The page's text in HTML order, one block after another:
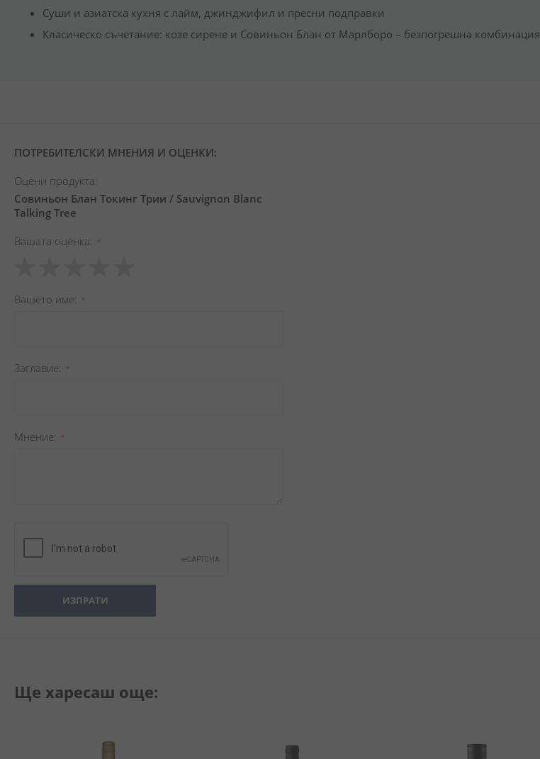
Суши и азиатска кухня с лайм, джинджифил и пресни подправки
Класическо съчетание: козе сирене и Совиньон Блан от Марлборо – безпогрешна комбинация
ПОТРЕБИТЕЛСКИ МНЕНИЯ И ОЦЕНКИ:
Оцени продукта:
Совиньон Блан Токинг Трии / Sauvignon Blanc
Talking Tree
Вашата оценка
star
stars
stars
stars
stars
Вашето име
Заглавиe
Мнение
ИЗПРАТИ
Ще харесаш още: